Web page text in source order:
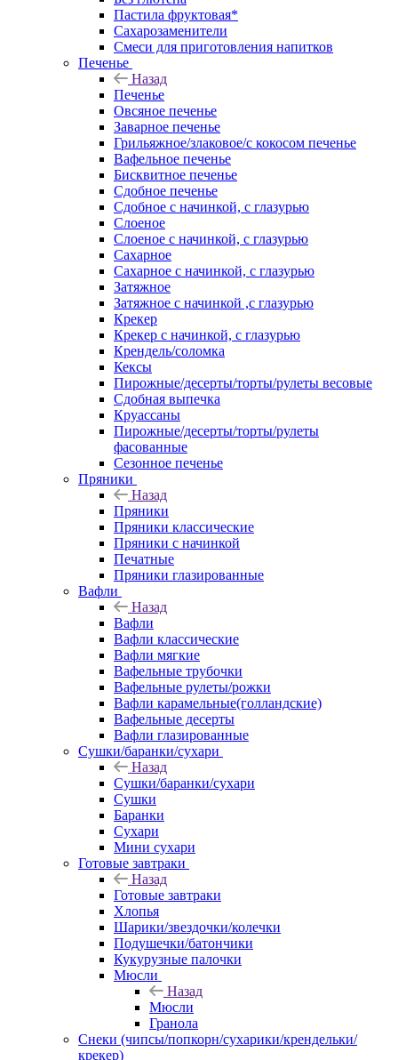
Пастила фруктовая*
Сахарозаменители
Смеси для приготовления напитков
Печенье
Назад
Печенье
Овсяное печенье
Заварное печенье
Грильяжное/злаковое/с кокосом печенье
Вафельное печенье
Бисквитное печенье
Сдобное печенье
Сдобное с начинкой, с глазурью
Слоеное
Слоеное с начинкой, с глазурью
Сахарное
Сахарное с начинкой, с глазурью
Затяжное
Затяжное с начинкой ,с глазурью
Крекер
Крекер с начинкой, с глазурью
Крендель/соломка
Кексы
Пирожные/десерты/торты/рулеты весовые
Сдобная выпечка
Круассаны
Пирожные/десерты/торты/рулеты
фасованные
Сезонное печенье
Пряники
Назад
Пряники
Пряники классические
Пряники с начинкой
Печатные
Пряники глазированные
Вафли
Назад
Вафли
Вафли классические
Вафли мягкие
Вафельные трубочки
Вафельные рулеты/рожки
Вафли карамельные(голландские)
Вафельные десерты
Вафли глазированные
Сушки/баранки/сухари
Назад
Сушки/баранки/сухари
Сушки
Баранки
Сухари
Мини сухари
Готовые завтраки
Назад
Готовые завтраки
Хлопья
Шарики/звездочки/колечки
Подушечки/батончики
Кукурузные палочки
Мюсли
Назад
Мюсли
Гранола
Снеки (чипсы/попкорн/сухарики/крендельки/
крекер)